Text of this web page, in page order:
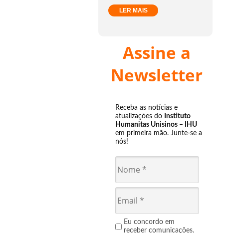
LER MAIS
Assine a
Newsletter
Receba as notícias e
atualizações do Instituto
Humanitas Unisinos – IHU
em primeira mão. Junte-se a
nós!
Eu concordo em
receber comunicações.